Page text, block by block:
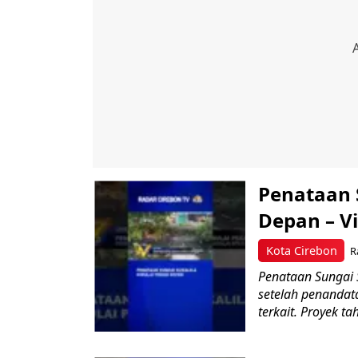
Kota Cirebon
Penataan
Depan –
Penataan
setelah
terkait. Proyek